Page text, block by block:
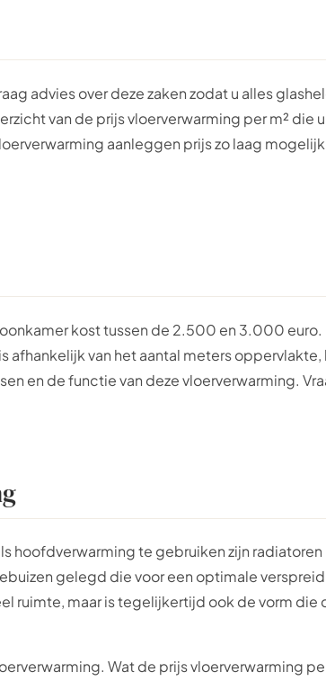
advies over deze zaken zodat u alles
van de prijs vloerverwarming per m² die
aanleggen prijs zo laag
kost tussen de 2.500 en 3.000 euro.
afhankelijk van het aantal meters
en de functie van deze vloerverwarming.
hoofdverwarming te gebruiken zijn
gelegd die voor een optimale
ruimte, maar is tegelijkertijd ook de vorm die
Wat de prijs vloerverwarming